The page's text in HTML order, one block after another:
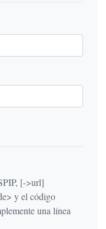
[->url]
una línea